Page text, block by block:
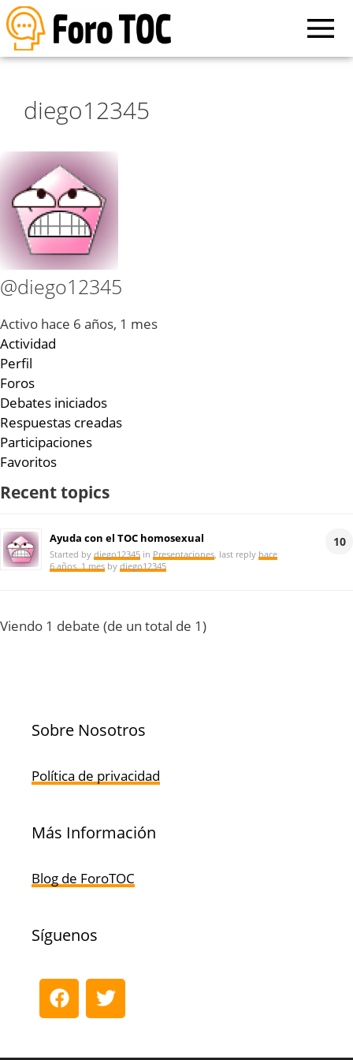
diego12345
@diego12345
Activo hace 6 años, 1 mes
Actividad
Perfil
Foros
Debates iniciados
Respuestas creadas
Participaciones
Favoritos
Recent topics
Ayuda con el TOC homosexual
Started by diego12345 in Presentaciones, last reply hace
6 años, 1 mesby diego12345
10
Viendo 1 debate (de un total de 1)
Sobre Nosotros
Política de privacidad
Más Información
Blog de ForoTOC
Síguenos